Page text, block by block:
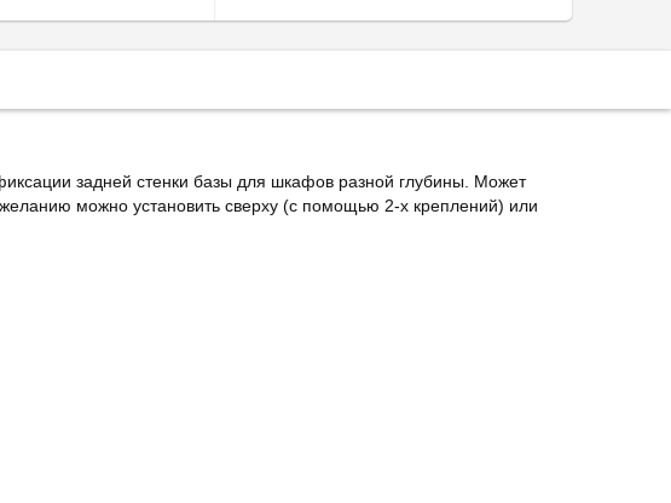
задней стенки базы для шкафов разной глубины. Может
можно установить сверху (с помощью 2-х креплений) или